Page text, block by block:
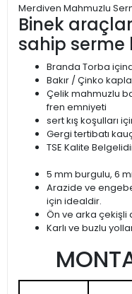
Merdiven Mahmuzlu
Binek
sahip serme
Branda Torba
Bakır / Çinko
Çelik mahmuzlu
fren emniyeti
sert kış koşulları
Gergi tertibatı
TSE Kalite
5 mm burgulu, 6
Arazide ve
için idealdir.
Ön ve arka çekişli
Karlı ve buzlu